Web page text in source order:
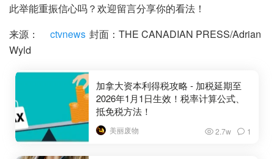
此举能重振信心吗？欢迎留言分享你的看法！
来源：
ctvnews 封面：THE CANADIAN PRESS/Adrian
Wyld
加拿大资本利得税攻略 - 加税延期至
2026年1月1日生效！税率计算公式、
抵免税方法！
美丽废物 2.7w 1